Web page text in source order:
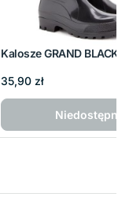
Kalosze GRAND BLACK
35,90 zł
Niedostępny